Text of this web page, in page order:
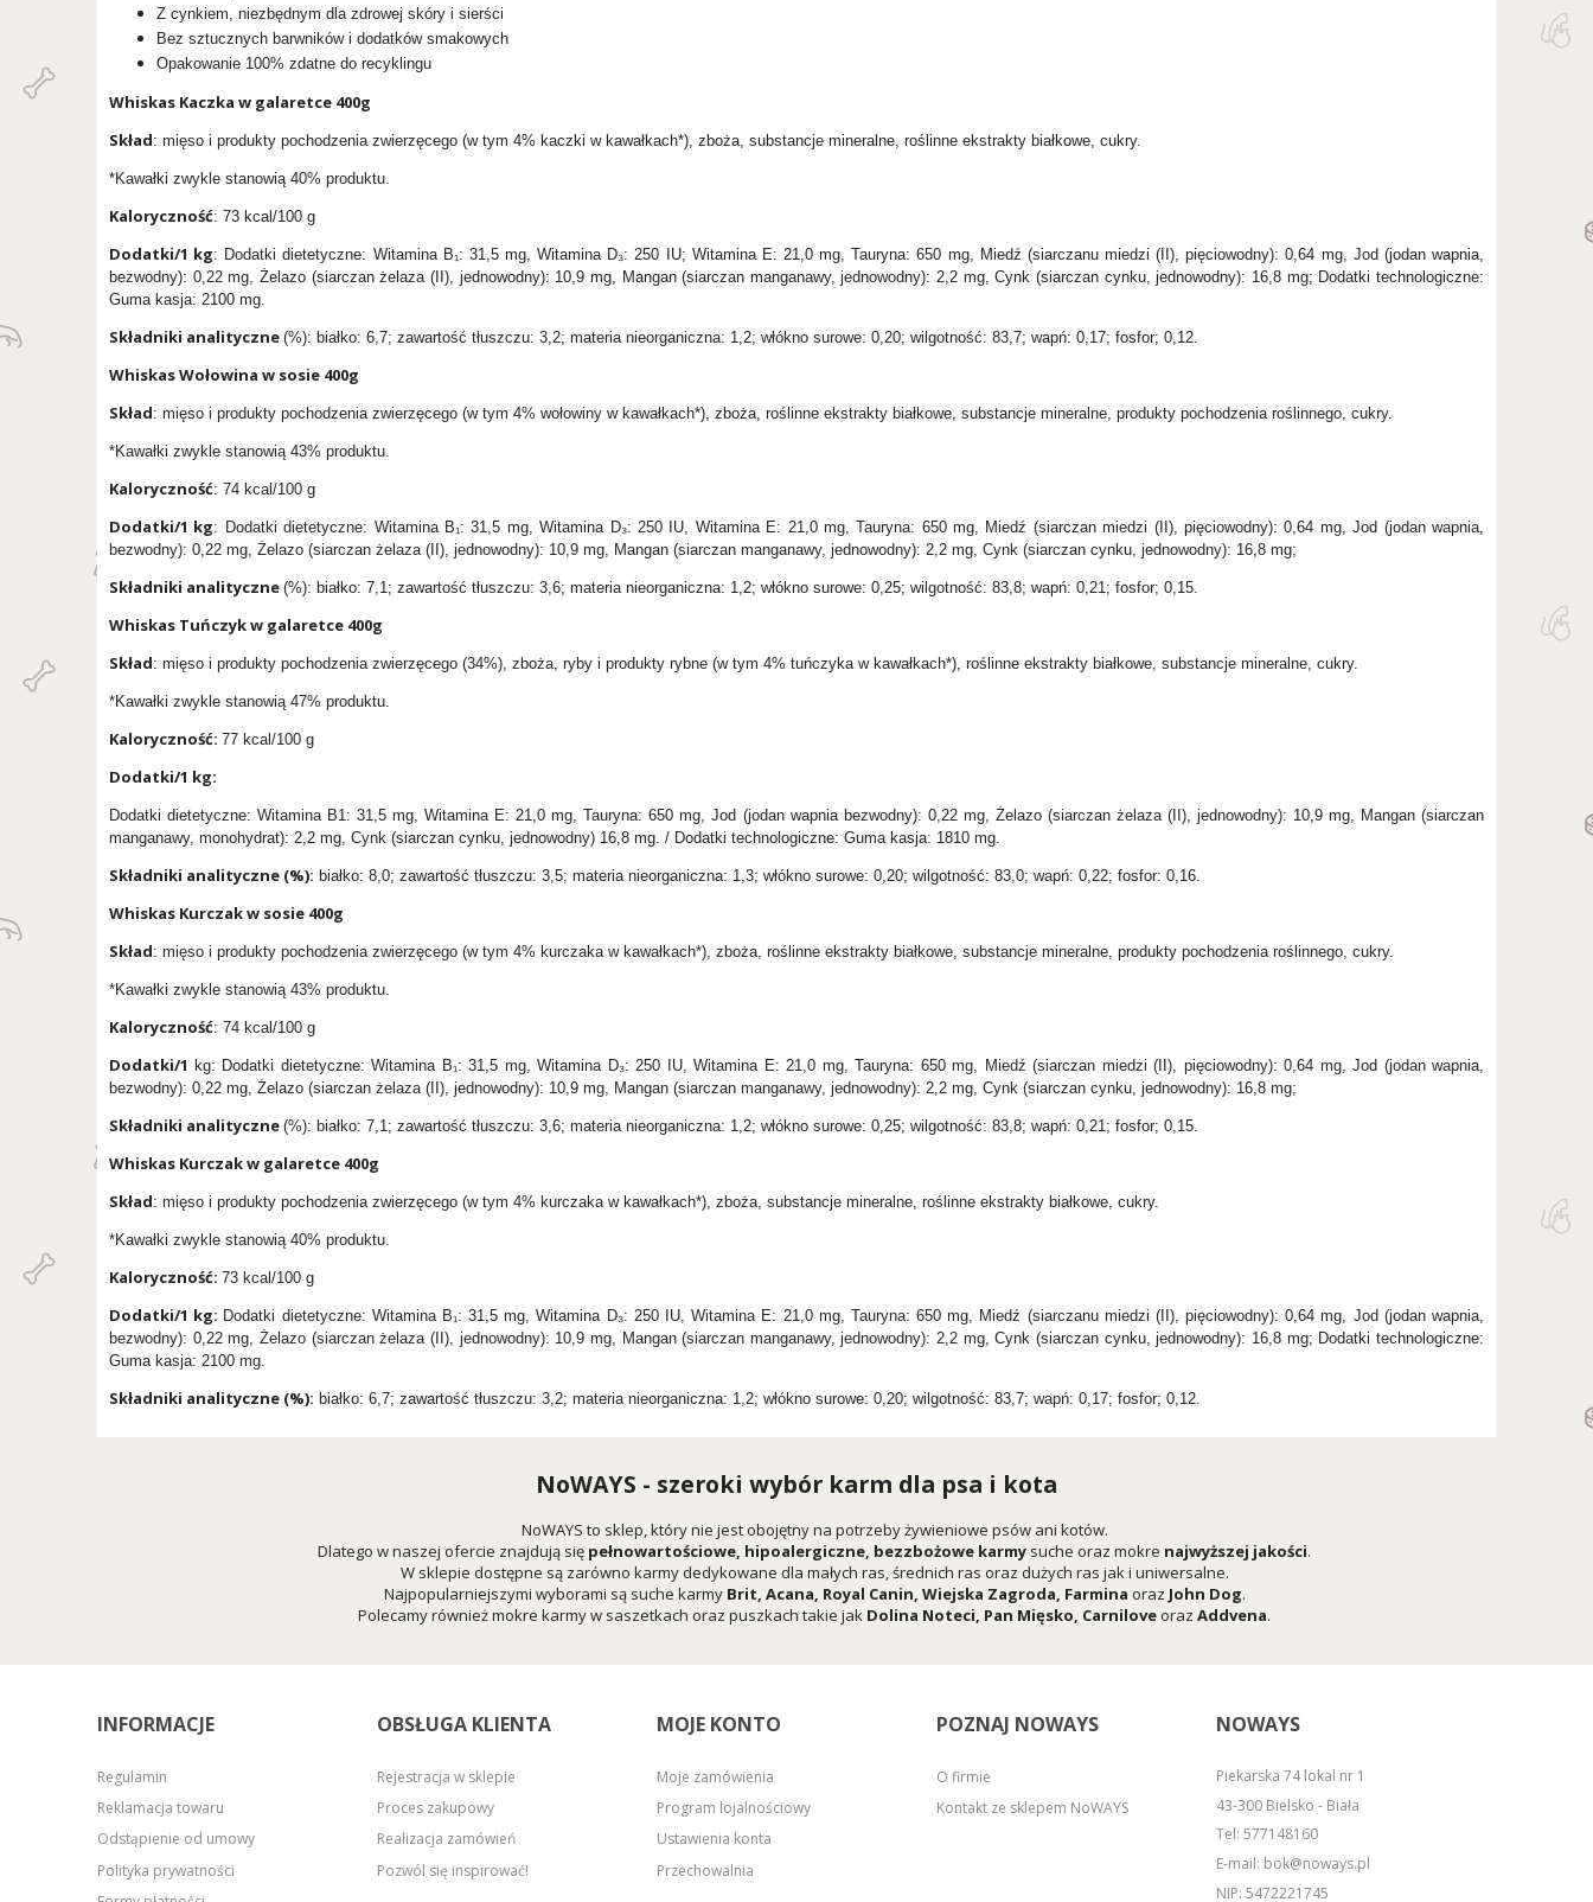
Z cynkiem, niezbędnym dla zdrowej skóry i sierści
Bez sztucznych barwników i dodatków smakowych
Opakowanie 100% zdatne do recyklingu
Whiskas Kaczka w galaretce 400g
Skład: mięso i produkty pochodzenia zwierzęcego (w tym 4% kaczki w kawałkach*), zboża, substancje mineralne, roślinne ekstrakty białkowe, cukry.
*Kawałki zwykle stanowią 40% produktu.
Kaloryczność: 73 kcal/100 g
Dodatki/1 kg: Dodatki dietetyczne: Witamina B₁: 31,5 mg, Witamina D₃: 250 IU; Witamina E: 21,0 mg, Tauryna: 650 mg, Miedź (siarczanu miedzi (II), pięciowodny): 0,64 mg, Jod (jodan wapnia,
bezwodny): 0,22 mg, Żelazo (siarczan żelaza (II), jednowodny): 10,9 mg, Mangan (siarczan manganawy, jednowodny): 2,2 mg, Cynk (siarczan cynku, jednowodny): 16,8 mg; Dodatki technologiczne:
Guma kasja: 2100 mg.
Składniki analityczne (%): białko: 6,7; zawartość tłuszczu: 3,2; materia nieorganiczna: 1,2; włókno surowe: 0,20; wilgotność: 83,7; wapń: 0,17; fosfor; 0,12.
Whiskas Wołowina w sosie 400g
Skład: mięso i produkty pochodzenia zwierzęcego (w tym 4% wołowiny w kawałkach*), zboża, roślinne ekstrakty białkowe, substancje mineralne, produkty pochodzenia roślinnego, cukry.
*Kawałki zwykle stanowią 43% produktu.
Kaloryczność: 74 kcal/100 g
Dodatki/1 kg: Dodatki dietetyczne: Witamina B₁: 31,5 mg, Witamina D₃: 250 IU, Witamina E: 21,0 mg, Tauryna: 650 mg, Miedź (siarczan miedzi (II), pięciowodny): 0,64 mg, Jod (jodan wapnia,
bezwodny): 0,22 mg, Żelazo (siarczan żelaza (II), jednowodny): 10,9 mg, Mangan (siarczan manganawy, jednowodny): 2,2 mg, Cynk (siarczan cynku, jednowodny): 16,8 mg;
Składniki analityczne (%): białko: 7,1; zawartość tłuszczu: 3,6; materia nieorganiczna: 1,2; włókno surowe: 0,25; wilgotność: 83,8; wapń: 0,21; fosfor; 0,15.
Whiskas Tuńczyk w galaretce 400g
Skład: mięso i produkty pochodzenia zwierzęcego (34%), zboża, ryby i produkty rybne (w tym 4% tuńczyka w kawałkach*), roślinne ekstrakty białkowe, substancje mineralne, cukry.
*Kawałki zwykle stanowią 47% produktu.
Kaloryczność: 77 kcal/100 g
Dodatki/1 kg:
Dodatki dietetyczne: Witamina B1: 31,5 mg, Witamina E: 21,0 mg, Tauryna: 650 mg, Jod (jodan wapnia bezwodny): 0,22 mg, Żelazo (siarczan żelaza (II), jednowodny): 10,9 mg, Mangan (siarczan
manganawy, monohydrat): 2,2 mg, Cynk (siarczan cynku, jednowodny) 16,8 mg. / Dodatki technologiczne: Guma kasja: 1810 mg.
Składniki analityczne (%): białko: 8,0; zawartość tłuszczu: 3,5; materia nieorganiczna: 1,3; włókno surowe: 0,20; wilgotność: 83,0; wapń: 0,22; fosfor: 0,16.
Whiskas Kurczak w sosie 400g
Skład: mięso i produkty pochodzenia zwierzęcego (w tym 4% kurczaka w kawałkach*), zboża, roślinne ekstrakty białkowe, substancje mineralne, produkty pochodzenia roślinnego, cukry.
*Kawałki zwykle stanowią 43% produktu.
Kaloryczność: 74 kcal/100 g
Dodatki/1 kg: Dodatki dietetyczne: Witamina B₁: 31,5 mg, Witamina D₃: 250 IU, Witamina E: 21,0 mg, Tauryna: 650 mg, Miedź (siarczan miedzi (II), pięciowodny): 0,64 mg, Jod (jodan wapnia,
bezwodny): 0,22 mg, Żelazo (siarczan żelaza (II), jednowodny): 10,9 mg, Mangan (siarczan manganawy, jednowodny): 2,2 mg, Cynk (siarczan cynku, jednowodny): 16,8 mg;
Składniki analityczne (%): białko: 7,1; zawartość tłuszczu: 3,6; materia nieorganiczna: 1,2; włókno surowe: 0,25; wilgotność: 83,8; wapń: 0,21; fosfor; 0,15.
Whiskas Kurczak w galaretce 400g
Skład: mięso i produkty pochodzenia zwierzęcego (w tym 4% kurczaka w kawałkach*), zboża, substancje mineralne, roślinne ekstrakty białkowe, cukry.
*Kawałki zwykle stanowią 40% produktu.
Kaloryczność: 73 kcal/100 g
Dodatki/1 kg: Dodatki dietetyczne: Witamina B₁: 31,5 mg, Witamina D₃: 250 IU, Witamina E: 21,0 mg, Tauryna: 650 mg, Miedź (siarczanu miedzi (II), pięciowodny): 0,64 mg, Jod (jodan wapnia,
bezwodny): 0,22 mg, Żelazo (siarczan żelaza (II), jednowodny): 10,9 mg, Mangan (siarczan manganawy, jednowodny): 2,2 mg, Cynk (siarczan cynku, jednowodny): 16,8 mg; Dodatki technologiczne:
Guma kasja: 2100 mg.
Składniki analityczne (%): białko: 6,7; zawartość tłuszczu: 3,2; materia nieorganiczna: 1,2; włókno surowe: 0,20; wilgotność: 83,7; wapń: 0,17; fosfor; 0,12.
NoWAYS - szeroki wybór karm dla psa i kota
NoWAYS to sklep, który nie jest obojętny na potrzeby żywieniowe psów ani kotów.
Dlatego w naszej ofercie znajdują się pełnowartościowe, hipoalergiczne, bezzbożowe karmy suche oraz mokre najwyższej jakości.
W sklepie dostępne są zarówno karmy dedykowane dla małych ras, średnich ras oraz dużych ras jak i uniwersalne.
Najpopularniejszymi wyborami są suche karmy Brit, Acana, Royal Canin, Wiejska Zagroda, Farmina oraz John Dog.
Polecamy również mokre karmy w saszetkach oraz puszkach takie jak Dolina Noteci, Pan Mięsko, Carniloveoraz Addvena.
INFORMACJE
Regulamin
Reklamacja towaru
Odstąpienie od umowy
Polityka prywatności
OBSŁUGA KLIENTA
Rejestracja w sklepie
Proces zakupowy
Realizacja zamówień
Pozwól się inspirować!
MOJE KONTO
Moje zamówienia
Program lojalnościowy
Ustawienia konta
Przechowalnia
POZNAJ NOWAYS
O firmie
Kontakt ze sklepem NoWAYS
NOWAYS
Piekarska 74 lokal nr 1
43-300 Bielsko - Biała
Tel: 577148160
E-mail: bok@noways.pl
NIP: 5472221745